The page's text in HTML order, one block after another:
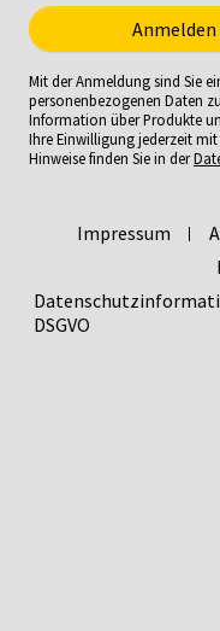
Mit der Anmeldung sind Sie
personenbezogenen Daten
Information über Produkte
Ihre Einwilligung jederzeit
Hinweise finden Sie in der
Impressum
DSGVO